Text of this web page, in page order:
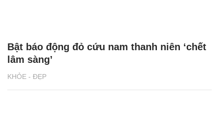
KHỎE - ĐẸP
Bật báo động đỏ cứu nam thanh niên ‘chết
lâm sàng’